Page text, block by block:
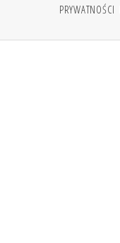
PRYWATNOŚCI